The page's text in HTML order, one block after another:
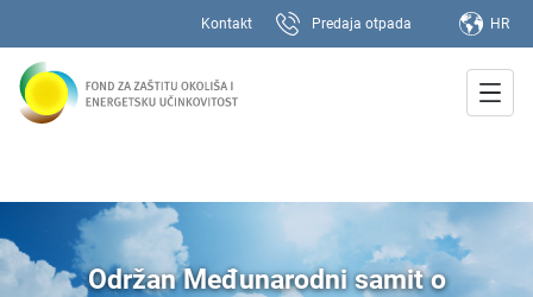
Kontakt Predaja otpada HR
Održan Međunarodni samit o